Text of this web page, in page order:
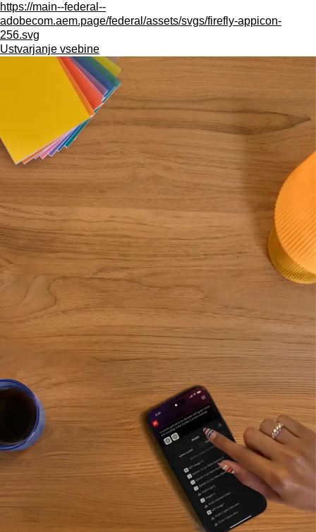
https://main--federal--
adobecom.aem.page/federal/assets/svgs/firefly-appicon-
256.svg
Ustvarjanje vsebine